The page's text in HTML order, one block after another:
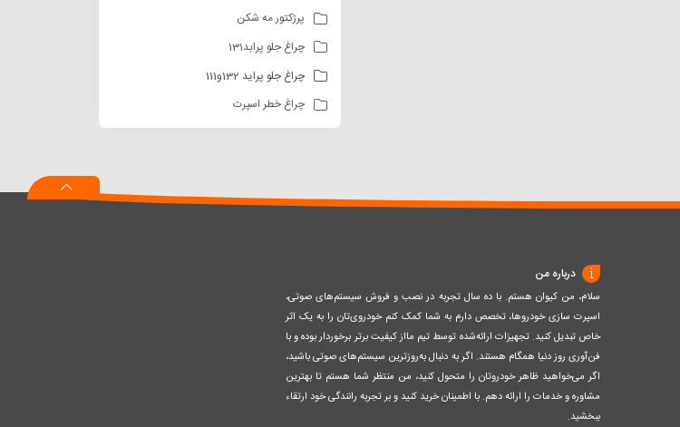
پرژکتور مه شکن
چراغ جلو پرابد131
چراغ جلو پراید 132و111
چراغ خطر اسپرت
درباره من
سلام، من کیوان هستم. با ده سال تجربه در نصب و فروش سیستم‌های صوتی،
اسپرت سازی خودروها، تخصص دارم به شما کمک کنم خودروی‌تان را به یک اثر
خاص تبدیل کنید. تجهیزات ارائه‌شده توسط تیم مااز کیفیت برتر برخوردار بوده و با
فن‌آوری روز دنیا همگام هستند. اگر به دنبال به‌روزترین سیستم‌های صوتی باشید،
اگر می‌خواهید ظاهر خودروتان را متحول کنید، من منتظر شما هستم تا بهترین
مشاوره و خدمات را ارائه دهم. با اطمینان خرید کنید و بر تجربه رانندگی خود ارتقاء
ببخشید.